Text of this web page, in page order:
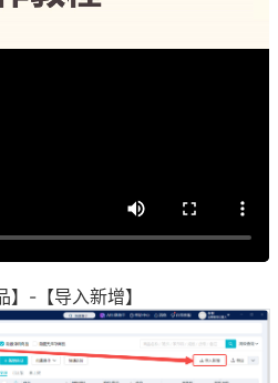
】-【导入新增】